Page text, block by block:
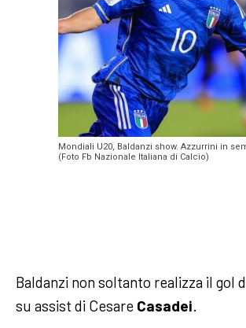
Mondiali U20, Baldanzi show. Azzurrini in
(Foto Fb Nazionale Italiana di Calcio)
Baldanzi non soltanto realizza il gol
su assist di Cesare Casadei.